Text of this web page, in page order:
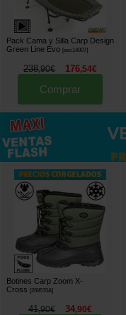
Pack Cama y Silla Carp Design
Green Line Evo [esc14007]
238,90€ 176,54€
Comprar
Botines Carp Zoom X-
Cross
[268570A]
41,90€ 34,90€